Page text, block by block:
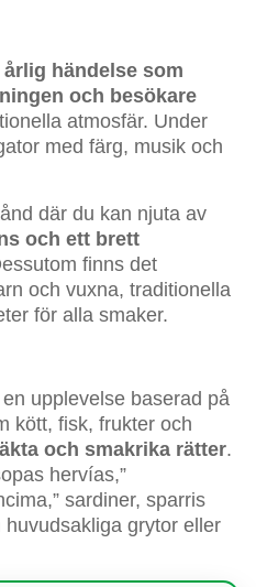
årlig händelse som
och besökare
atmosfär. Under
med färg, musik och
där du kan njuta av
och ett brett
finns det
och vuxna, traditionella
för alla smaker.
upplevelse baserad på
kött, fisk, frukter och
äkta och smakrika rätter.
hervías,”
sardiner, sparris
huvudsakliga grytor eller